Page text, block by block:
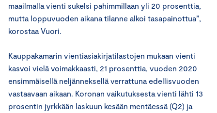
maailmalla vienti sukelsi pahimmillaan yli 20 prosenttia,
mutta loppuvuoden aikana tilanne alkoi tasapainottua”,
korostaa Vuori.
Kauppakamarin vientiasiakirjatilastojen mukaan vienti
kasvoi vielä voimakkaasti, 21 prosenttia, vuoden 2020
ensimmäisellä neljänneksellä verrattuna edellisvuoden
vastaavaan aikaan. Koronan vaikutuksesta vienti lähti 13
prosentin jyrkkään laskuun kesään mentäessä (Q2) ja